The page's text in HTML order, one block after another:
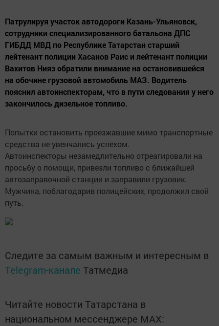
Патрулируя участок автодороги Казань-Ульяновск,
сотрудники специализированного батальона ДПС
ГИБДД МВД по Республике Татарстан старший
лейтенант полиции Хасанов Раис и лейтенант полиции
Вахитов Нияз обратили внимание на остановившейся
на обочине грузовой автомобиль МАЗ. Водитель
пояснил автоинспекторам, что в пути следования у него
закончилось дизельное топливо.
Попытки остановить проезжавшие мимо транспортные
средства не увенчались успехом.
Автоинспекторы незамедлительно отреагировали на
просьбу о помощи, привезли топливо с ближайшей
автозаправочной станции и заправили грузовик.
Мужчина, поблагодарив полицейских, продолжил свой
путь.
Следите за самым важным и интересным в
Telegram-канале Татмедиа
Читайте новости Татарстана в
национальном мессенджере MАХ: